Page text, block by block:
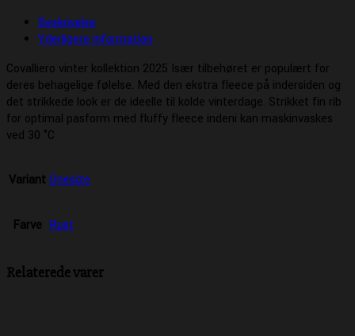
Beskrivelse
Yderligere information
Covalliero vinter kollektion 2025 Især tilbehøret er populært for
deres behagelige følelse. Med den ekstra fleece på indersiden og
det strikkede look er de ideelle til kolde vinterdage. Strikket fin rib
for optimal pasform med fluffy fleece indeni kan maskinvaskes
ved 30 °C
Variant Onesize
Farve Rust
Relaterede varer